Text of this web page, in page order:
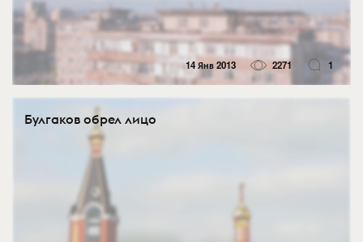
14 Янв 2013 2271 1
Булгаков обрел лицо